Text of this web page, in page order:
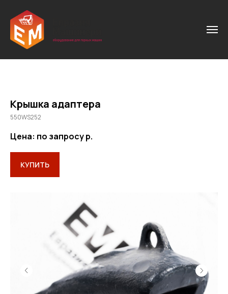
Крышка адаптера
550WS252
Цена: по запросур.
КУПИТЬ